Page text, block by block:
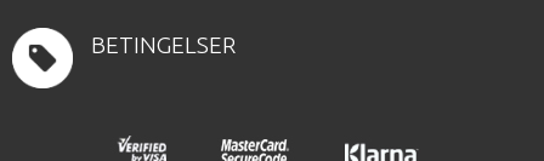
BETINGELSER